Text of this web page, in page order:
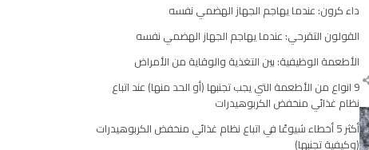
شارك
المقال
داء كرون: عندما يهاجم الجهاز الهضمي نفسه
القولون التقرحي: عندما يهاجم الجهاز الهضمي نفسه
الأطعمة الوظيفية: بين التغذية والوقاية من الأمراض
9 انواع من الأطعمة التي يجب تجنبها (أو الحد منها) عند اتباع
نظام غذائي منخفض الكربوهيدرات
أكثر 5 أخطاء شيوعًا في اتباع نظام غذائي منخفض الكربوهيدرات
(وكيفية تجنبها)